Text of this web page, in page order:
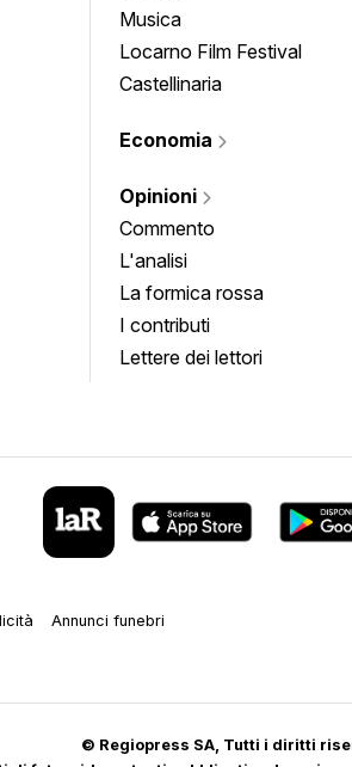
Musica
Locarno Film Festival
Castellinaria
Economia
Opinioni
Commento
L'analisi
La formica rossa
I contributi
Lettere dei lettori
Annunci funebri
© Regiopress SA, Tutti i diritti